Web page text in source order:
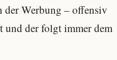
der Werbung – offensiv
und der folgt immer dem